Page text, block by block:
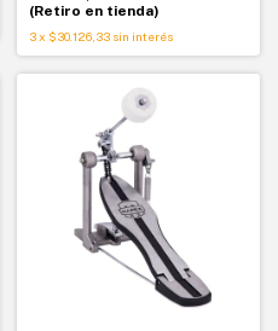
(Retiro en tienda)
3 x $30.126,33 sin interés